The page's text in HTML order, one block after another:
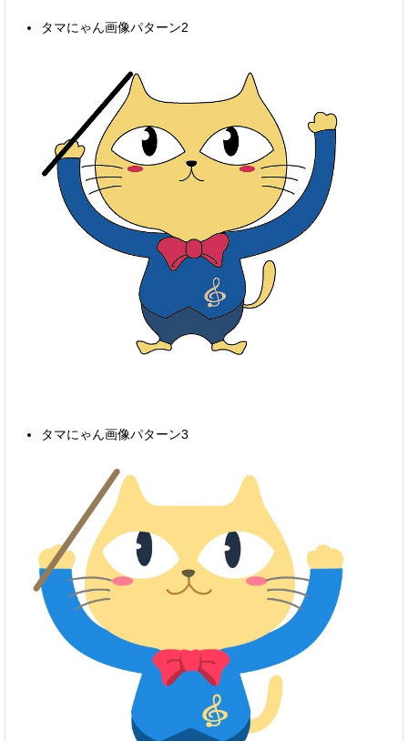
タマにゃん画像パターン2
タマにゃん画像パターン3